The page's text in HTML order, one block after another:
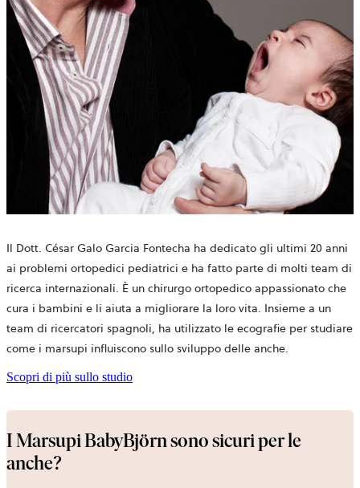
Il Dott. César Galo Garcia Fontecha ha dedicato gli ultimi 20 anni
ai problemi ortopedici pediatrici e ha fatto parte di molti team di
ricerca internazionali. È un chirurgo ortopedico appassionato che
cura i bambini e li aiuta a migliorare la loro vita. Insieme a un
team di ricercatori spagnoli, ha utilizzato le ecografie per studiare
come i marsupi influiscono sullo sviluppo delle anche.
Scopri di più sullo studio
I Marsupi BabyBjörn sono sicuri per le
anche?